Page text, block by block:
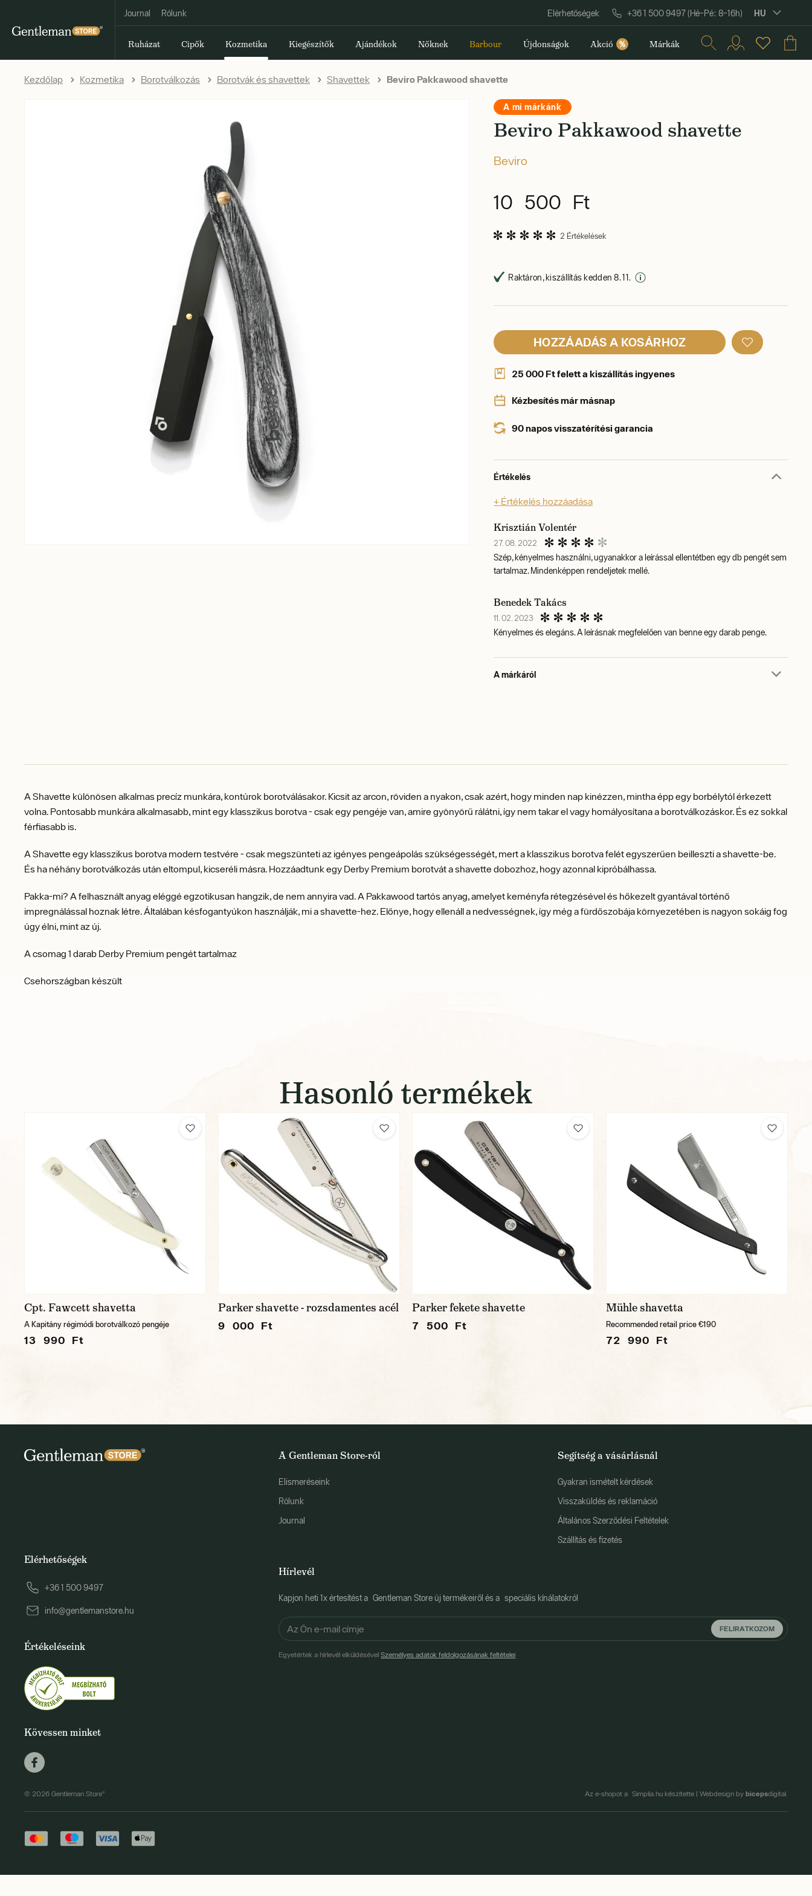
Journal Rólunk Elérhetőségek +36 1 500 9497 (Hé–Pé: 8–16h) HU
Ruházat Cipők Kozmetika Kiegészítők Ajándékok Nőknek Barbour Újdonságok Akció % Márkák
Kezdőlap Kozmetika Borotválkozás Borotvák és shavettek Shavettek Beviro Pakkawood shavette
A mi márkánk
Beviro Pakkawood shavette
Beviro
10 500 Ft
2 Értékelések
Raktáron, kiszállítás kedden 8. 11.
HOZZÁADÁS A KOSÁRHOZ
25 000 Ft felett a kiszállítás ingyenes
Kézbesítés már másnap
90 napos visszatérítési garancia
Értékelés
+ Értékelés hozzáadása
Krisztián Volentér
27. 08. 2022
Szép, kényelmes használni, ugyanakkor a leírással ellentétben egy db pengét sem
tartalmaz. Mindenképpen rendeljetek mellé.
Benedek Takács
11. 02. 2023
Kényelmes és elegáns. A leírásnak megfelelően van benne egy darab penge.
A márkáról
A Shavette különösen alkalmas precíz munkára, kontúrok borotválásakor. Kicsit az arcon, röviden a nyakon, csak azért, hogy minden nap kinézzen, mintha épp egy borbélytól érkezett
volna. Pontosabb munkára alkalmasabb, mint egy klasszikus borotva - csak egy pengéje van, amire gyönyörű rálátni, így nem takar el vagy homályosítana a borotválkozáskor. És ez sokkal
férfiasabb is.
A Shavette egy klasszikus borotva modern testvére - csak megszünteti az igényes pengeápolás szükségességét, mert a klasszikus borotva felét egyszerűen beilleszti a shavette-be.
És ha néhány borotválkozás után eltompul, kicseréli másra. Hozzáadtunk egy Derby Premium borotvát a shavette dobozhoz, hogy azonnal kipróbálhassa.
Pakka-mi? A felhasznált anyag eléggé egzotikusan hangzik, de nem annyira vad. A Pakkawood tartós anyag, amelyet keményfa rétegzésével és hőkezelt gyantával történő
impregnálással hoznak létre. Általában késfogantyúkon használják, mi a shavette-hez. Előnye, hogy ellenáll a nedvességnek, így még a fürdőszobája környezetében is nagyon sokáig fog
úgy élni, mint az új.
A csomag 1 darab Derby Premium pengét tartalmaz
Csehországban készült
Hasonló termékek
Cpt. Fawcett shavetta
A Kapitány régimódi borotválkozó pengéje
13 990 Ft
Parker shavette - rozsdamentes acél
9 000 Ft
Parker fekete shavette
7 500 Ft
Mühle shavetta
Recommended retail price €190
72 990 Ft
A Gentleman Store-ról
Elismeréseink
Rólunk
Journal
Segítség a vásárlásnál
Gyakran ismételt kérdések
Visszaküldés és reklamáció
Általános Szerződési Feltételek
Szállítás és fizetés
Hírlevél
Kapjon heti 1x értesítést a Gentleman Store új termékeiről és a speciális kínálatokról
FELIRATKOZOM
Egyetértek a hírlevél elküldésévelSzemélyes adatok feldolgozásának feltételei
Elérhetőségek
+36 1 500 9497
info@gentlemanstore.hu
Értékeléseink
Kövessen minket
© 2026 Gentleman Store" Az e-shopot a Simplia.hu készítette | Webdesign by bicepsdigital.